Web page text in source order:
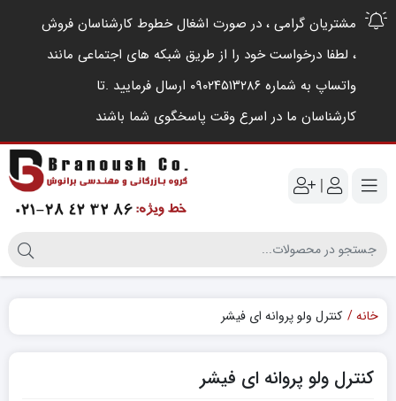
مشتریان گرامی ، در صورت اشغال خطوط کارشناسان فروش
، لطفا درخواست خود را از طریق شبکه های اجتماعی مانند
واتساپ به شماره ۰۹۰۲۴۵۱۳۲۸۶ ارسال فرمایید .‌تا
کارشناسان ما در اسرع وقت پاسخگوی شما باشند
|
خانه کنترل ولو پروانه ای فیشر
کنترل ولو پروانه ای فیشر